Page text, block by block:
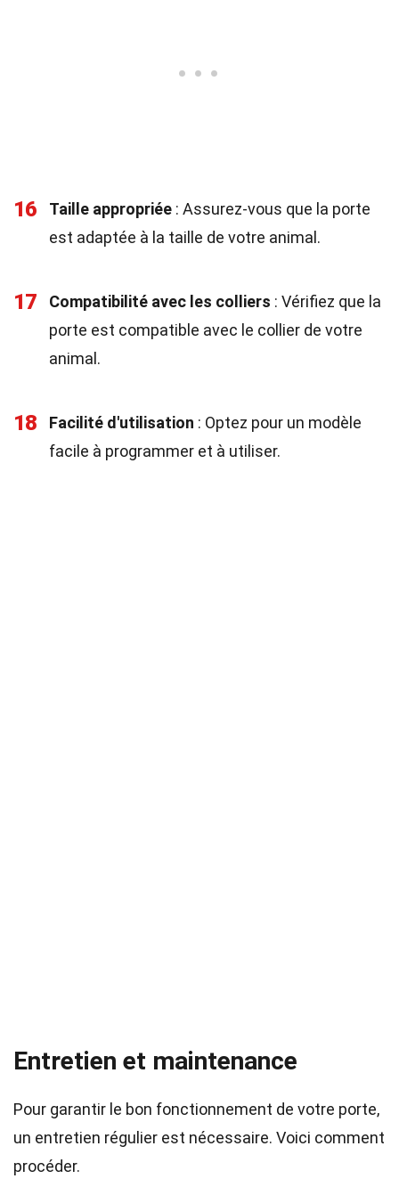
16 Taille appropriée : Assurez-vous que la porte
est adaptée à la taille de votre animal.
17 Compatibilité avec les colliers : Vérifiez que la
porte est compatible avec le collier de votre
animal.
18 Facilité d'utilisation : Optez pour un modèle
facile à programmer et à utiliser.
Entretien et maintenance
Pour garantir le bon fonctionnement de votre porte,
un entretien régulier est nécessaire. Voici comment
procéder.